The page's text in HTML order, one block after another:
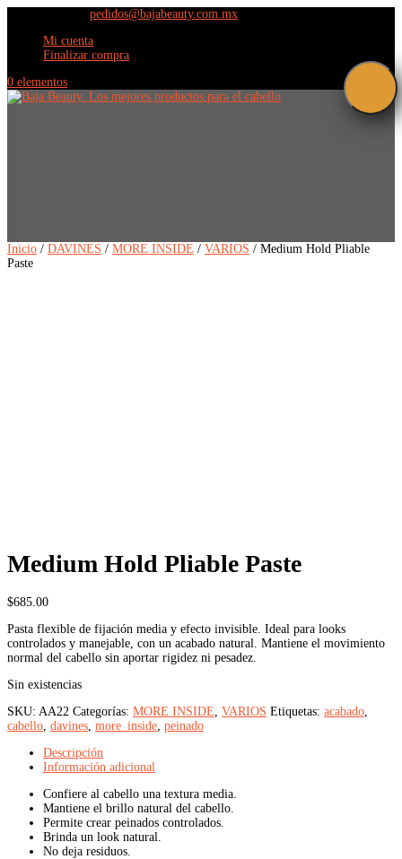
pedidos@bajabeauty.com.mx
Mi cuenta
Finalizar compra
0 elementos
Inicio / DAVINES / MORE INSIDE / VARIOS / Medium Hold Pliable
Paste
Medium Hold Pliable Paste
$685.00
Pasta flexible de fijación media y efecto invisible. Ideal para looks
controlados y manejable, con un acabado natural. Mantiene el movimiento
normal del cabello sin aportar rigidez ni pesadez.
Sin existencias
SKU: AA22 Categorías: MORE INSIDE VARIOS Etiquetas: acabado
cabello davines more_inside peinado
Descripción
Información adicional
Confiere al cabello una textura media.
Mantiene el brillo natural del cabello.
Permite crear peinados controlados.
Brinda un look natural.
No deja residuos.